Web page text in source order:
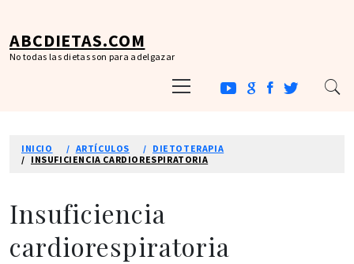
contenido
ABCDIETAS.COM
No todas las dietas son para adelgazar
principal
INICIO ARTÍCULOS
DIETOTERAPIA
INSUFICIENCIA CARDIORESPIRATORIA
Insuficiencia
cardiorespiratoria